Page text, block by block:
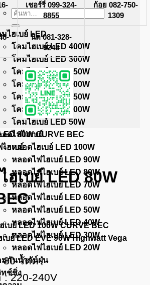
ค้นหา:
ไฮเบย์ LED
โคมไฮเบย์ LED 400W
โคมไฮเบย์ LED 300W
โคมไฮเบย์ LED 250W
โคมไฮเบย์ LED 200W
โคมไฮเบย์ LED 150W
โคมไฮเบย์ LED 100W
โคมไฮเบย์ LED 50W
ดไฟไฮเบย์
หลอดไฮเบย์ LED 100W
หลอดไฟไฮเบย์ LED 90W
หลอดไฟไฮเบย์ LED 80W
หลอดไฟไฮเบย์ LED 70W
หลอดไฟไฮเบย์ LED 60W
หลอดไฟไฮเบย์ LED 50W
หลอดไฟไฮเบย์ LED 40W
หลอดไฟไฮเบย์ LED 30W
หลอดไฟไฮเบย์ LED 20W
มกันน้ำกันฝุ่น
ช์ชิ่ง
เชอร์รี่ 099-324-
8855
ก้อย 082-750-
1309
นิต 081-328-
9248
ฮเบย์
ฮเบย์ LED 80W
80 วัตต์
220-240V